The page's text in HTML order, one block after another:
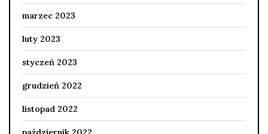
marzec 2023
luty 2023
styczeń 2023
grudzień 2022
listopad 2022